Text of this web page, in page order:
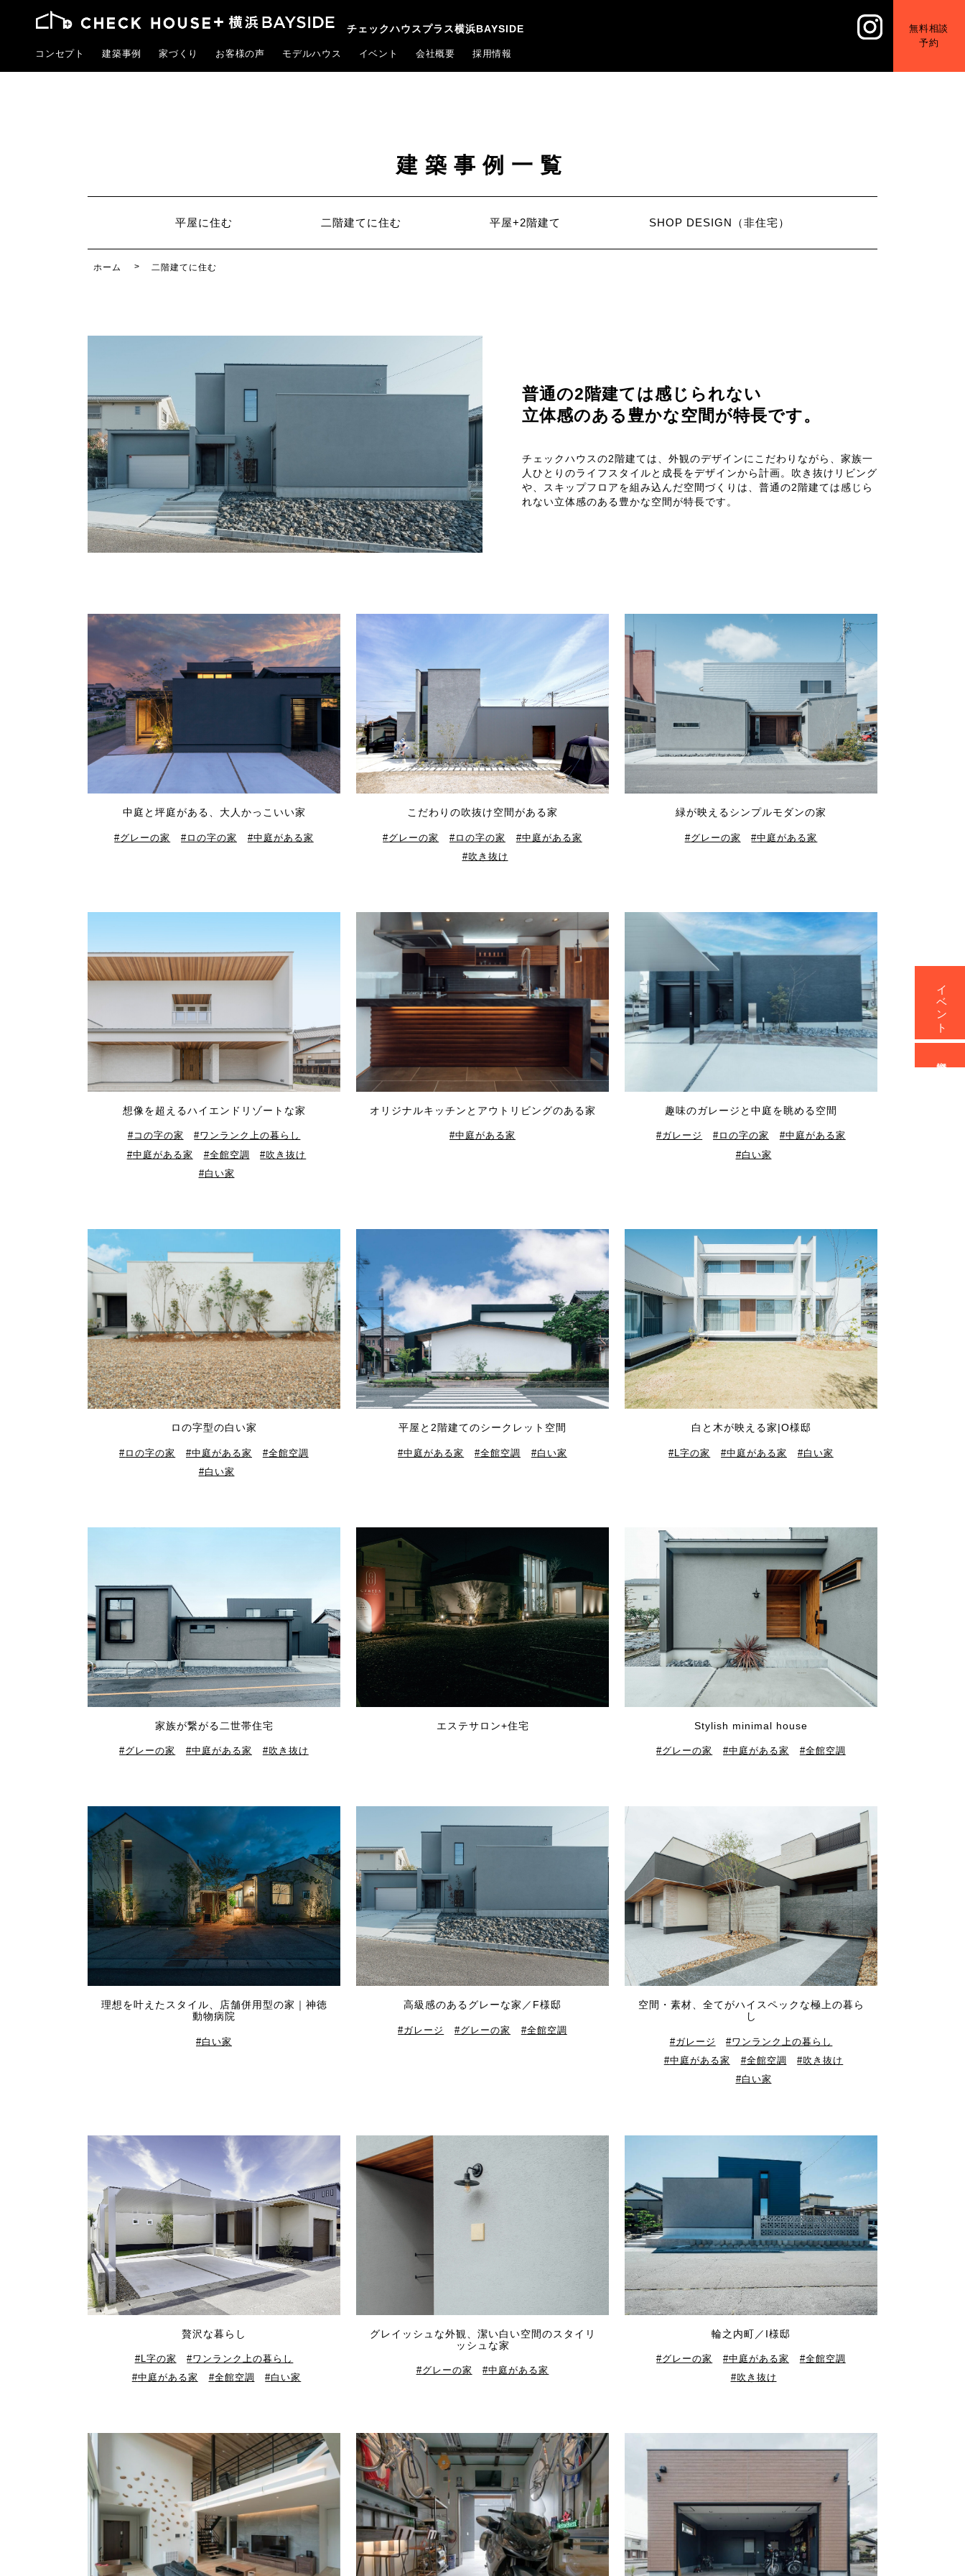
チェックハウスプラス横浜BAYSIDE
コンセプト 建築事例 家づくり お客様の声 モデルハウス イベント 会社概要 採用情報
無料相談
予約
建築事例一覧
平屋に住む 二階建てに住む 平屋+2階建て SHOP DESIGN（非住宅）
ホーム 二階建てに住む
普通の2階建ては感じられない
立体感のある豊かな空間が特長です。
チェックハウスの2階建ては、外観のデザインにこだわりながら、家族一
人ひとりのライフスタイルと成長をデザインから計画。吹き抜けリビング
や、スキップフロアを組み込んだ空間づくりは、普通の2階建ては感じら
れない立体感のある豊かな空間が特長です。
中庭と坪庭がある、大人かっこいい家
グレーの家 ロの字の家 中庭がある家
こだわりの吹抜け空間がある家
グレーの家 ロの字の家
中庭がある家
吹き抜け
緑が映えるシンプルモダンの家
グレーの家 中庭がある家
想像を超えるハイエンドリゾートな家
コの字の家
ワンランク上の暮らし
中庭がある家
全館空調
吹き抜け
白い家
オリジナルキッチンとアウトリビングのある家
中庭がある家
趣味のガレージと中庭を眺める空間
ガレージ ロの字の家
中庭がある家
白い家
ロの字型の白い家
ロの字の家 中庭がある家
全館空調
白い家
平屋と2階建てのシークレット空間
中庭がある家 全館空調 白い家
白と木が映える家|O様邸
L字の家 中庭がある家 白い家
家族が繋がる二世帯住宅
グレーの家 中庭がある家 吹き抜け
エステサロン+住宅 Stylish minimal house
グレーの家 中庭がある家 全館空調
理想を叶えたスタイル、店舗併用型の家｜神徳
動物病院
白い家
高級感のあるグレーな家／F様邸
ガレージ グレーの家 全館空調
空間・素材、全てがハイスペックな極上の暮ら
し
ガレージ
ワンランク上の暮らし
中庭がある家
全館空調
吹き抜け
白い家
贅沢な暮らし
L字の家
ワンランク上の暮らし
中庭がある家
全館空調 白い家
グレイッシュな外観、潔い白い空間のスタイリ
ッシュな家
グレーの家 中庭がある家
輪之内町／I様邸
グレーの家 中庭がある家
全館空調
吹き抜け
イベント